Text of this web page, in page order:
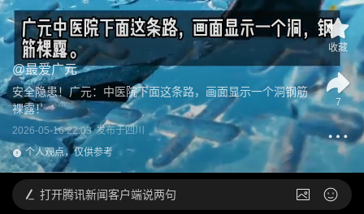
@最爱广元
安全隐患！广元：中医院下面这条路，画面显示一个洞钢筋
裸露！
2026-05-16 22:03 发布于四川
个人观点，仅供参考
收藏
7
打开腾讯新闻客户端说两句